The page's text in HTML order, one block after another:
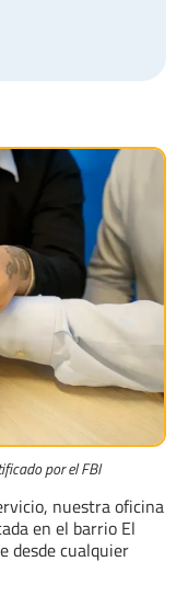
nuestra oficina
en el barrio El
desde cualquier
por el FBI